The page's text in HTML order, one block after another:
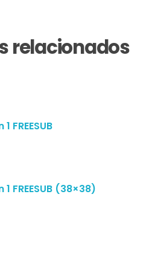
relacionados
FREESUB
FREESUB (38×38)